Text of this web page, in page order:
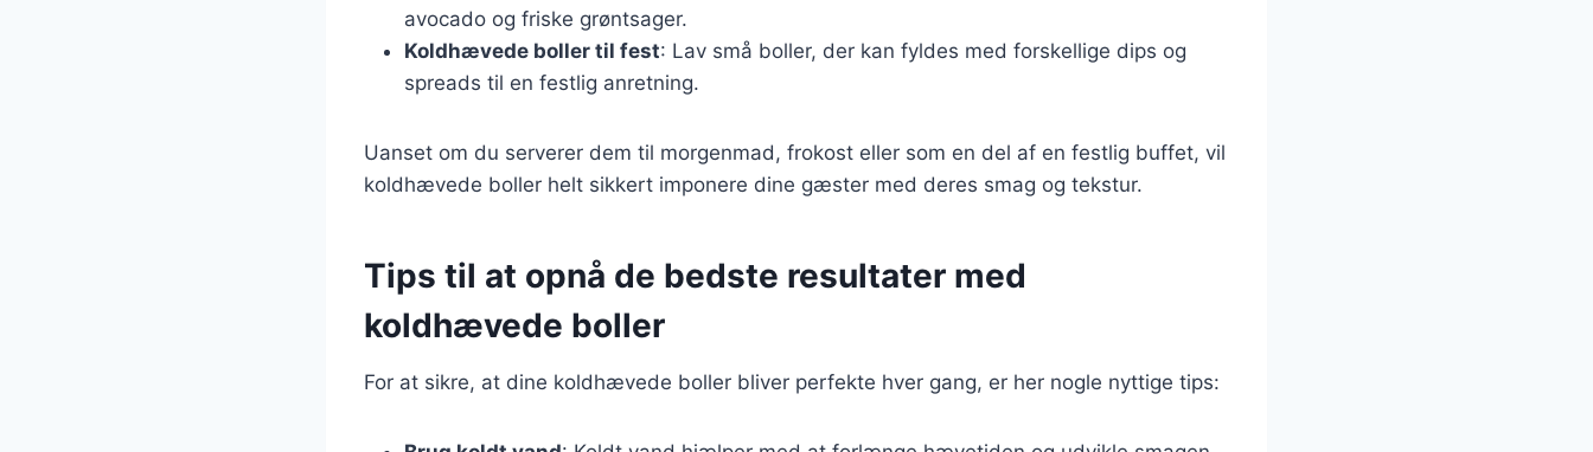
avocado og friske grøntsager.
Koldhævede boller til fest: Lav små boller, der kan fyldes med forskellige dips og
spreads til en festlig anretning.
Uanset om du serverer dem til morgenmad, frokost eller som en del af en festlig buffet, vil
koldhævede boller helt sikkert imponere dine gæster med deres smag og tekstur.
Tips til at opnå de bedste resultater med
koldhævede boller
For at sikre, at dine koldhævede boller bliver perfekte hver gang, er her nogle nyttige tips: